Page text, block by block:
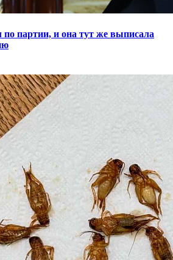
по партии, и она тут же выписала